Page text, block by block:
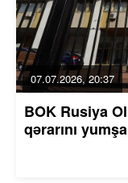
07.07.2026, 20:37
BOK Rusiya
qərarını